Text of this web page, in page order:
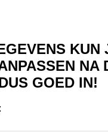
KUN
NA
GOED IN!